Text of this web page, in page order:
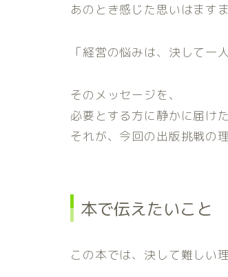
あのとき感じた思いはます
「経営の悩みは、決して一
そのメッセージを、
必要とする方に静かに届
それが、今回の出版挑戦の理
本で伝えたいこと
この本では、決して難しい